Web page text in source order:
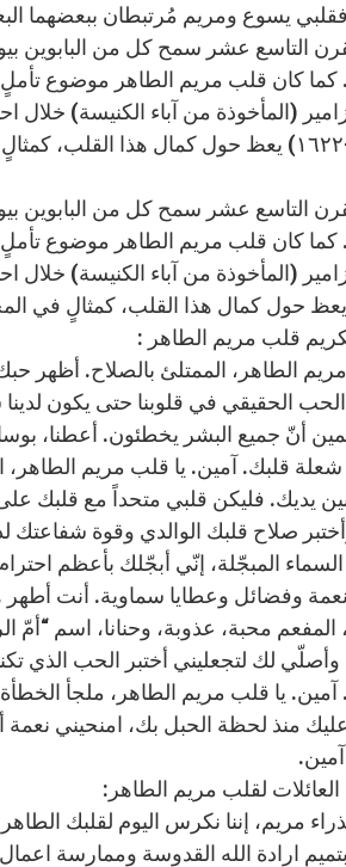
فقلبي يسوع ومريم مُرتبطان ببعضهما
التاسع عشر سمح كل من البابوين
(المأخوذة من آباء الكنيسة)
(١٥٦٧-١٦٢٢) يعظ حول كمال هذا
التاسع عشر سمح كل من البابوين
قلب مريم الطاهر :
الطاهر، الممتلئ بالصلاح. أظهر
الحقيقي في قلوبنا حتى يكون لدينا
أنّ جميع البشر يخطئون. أعطنا،
شعلة قلبك. آمين. يا قلب مريم
يديك. فليكن قلبي متحداً مع قلبك على
صلاح قلبك الوالدي وقوة
السماء المبجّلة، إنّي أبجّلك بأعظم
نعمة وفضائل وعطايا سماوية. أنت
المفعم محبة، عذوبة، وحنانا، اسم “أمّ
وأصلّي لك لتجعليني أختبر الحب الذي
يا قلب مريم الطاهر، ملجأ
منذ لحظة الحبل بك، امنحيني نعمة
آمين.
لقلب مريم الطاهر:
مريم، إننا نكرس اليوم لقلبك
بتميم ارادة الله القدوسة وممارسة